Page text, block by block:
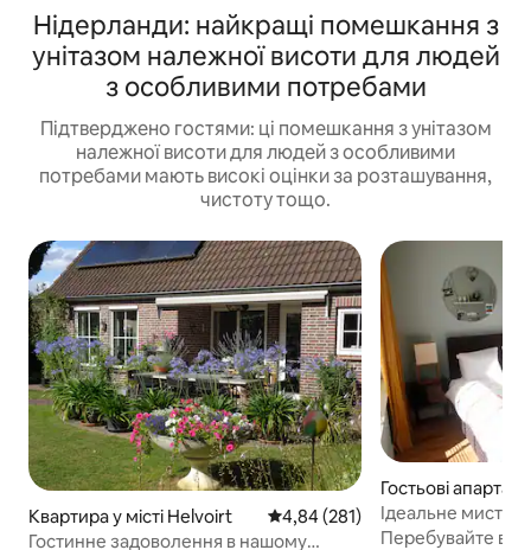
Нідерланди: найкращі помешкання з
унітазом належної висоти для людей
з особливими потребами
Підтверджено гостями: ці помешкання з унітазом
належної висоти для людей з особливими
потребами мають високі оцінки за розташування,
чистоту тощо.
Квартира у місті Helvoirt Середня оцінка: 4,84 з 5,
4,84 (281)
Гостинне задоволення в нашому
Гостьові
ті Південь
Ідеальне
в центрі міста
Перебувайте в